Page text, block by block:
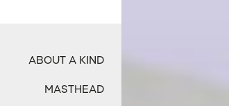
ABOUT A KIND
MASTHEAD